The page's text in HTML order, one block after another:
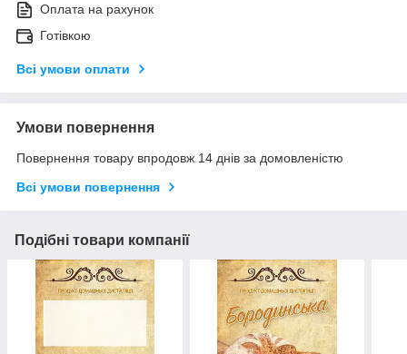
Оплата на рахунок
Готівкою
Всі умови оплати
Умови повернення
Повернення товару впродовж 14 днів за домовленістю
Всі умови повернення
Подібні товари компанії